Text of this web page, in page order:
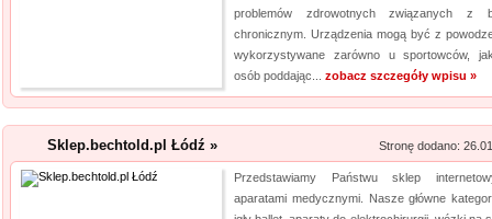
mysz, również ją u nas
jakośc...
problemów zdrowotnych związanych z
chronicznym. Urządzenia mogą być z
wykorzystywane zarówno u sportowców,
osób poddając... zobacz szczegóły wpisu »
Sklep.bechtold.pl Łódź » Stronę dodano:
Przedstawiamy Państwu sklep
aparatami medycznymi. Nasze główne